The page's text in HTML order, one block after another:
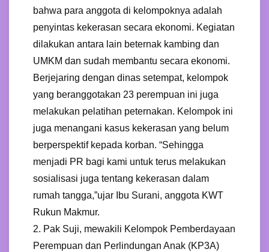
bahwa para anggota di kelompoknya adalah
penyintas kekerasan secara ekonomi. Kegiatan
dilakukan antara lain beternak kambing dan
UMKM dan sudah membantu secara ekonomi.
Berjejaring dengan dinas setempat, kelompok
yang beranggotakan 23 perempuan ini juga
melakukan pelatihan peternakan. Kelompok ini
juga menangani kasus kekerasan yang belum
berperspektif kepada korban. “Sehingga
menjadi PR bagi kami untuk terus melakukan
sosialisasi juga tentang kekerasan dalam
rumah tangga,”ujar Ibu Surani, anggota KWT
Rukun Makmur.
2. Pak Suji, mewakili Kelompok Pemberdayaan
Perempuan dan Perlindungan Anak (KP3A)